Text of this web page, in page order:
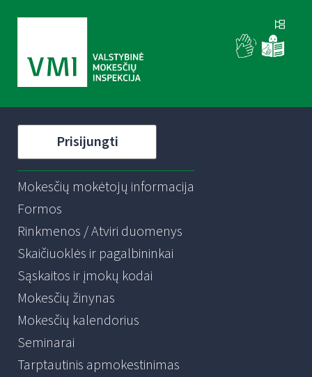
Prisijungti
Mokesčių mokėtojų informacija
Formos
Rinkmenos / Atviri duomenys
Skaičiuoklės ir pagalbininkai
Sąskaitos ir įmokų kodai
Mokesčių žinynas
Mokesčių kalendorius
Seminarai
Tarptautinis apmokestinimas